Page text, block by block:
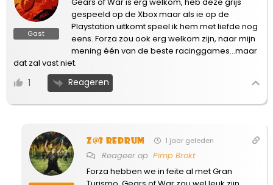
Gast
Gears of War is erg welkom, heb deze grijs
gespeeld op de Xbox maar als ie op de
Playstation uitkomt speel ik hem met liefde nog
eens. Forza zou ook erg welkom zijn, naar mijn
mening één van de beste racinggames…maar
dat zal vast niet.
1 Reageren
Z@3 Redrum 1 jaar geleden
Reageer op Pimp Brokt
Forza hebben we in feite al met Gran